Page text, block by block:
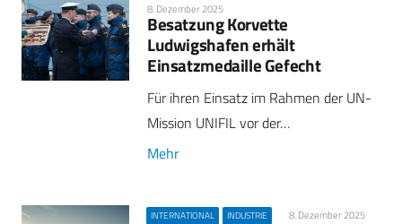
8. Dezember 2025
Besatzung Korvette
Ludwigshafen erhält
Einsatzmedaille Gefecht
Für ihren Einsatz im Rahmen der UN-
Mission UNIFIL vor der…
Mehr
INTERNATIONAL INDUSTRIE 8. Dezember 2025